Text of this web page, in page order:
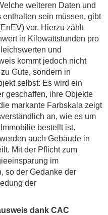
weiteren Daten und
sein müssen, gibt
vor. Hierzu zählt
in Kilowattstunden pro
und
kommt jedoch nicht
Gute, sondern in
selbst: Es wird ein
geschaffen, ihre Objekte
markante Farbskala zeigt
an, wie es um
bestellt ist.
auch Gebäude in
Mit der Pflicht zum
im
so der Gedanke der
der
dank CAC